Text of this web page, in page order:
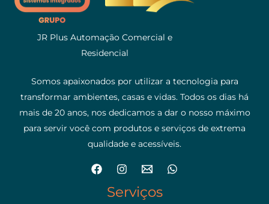
JR Plus Automação Comercial e
Residencial
Somos apaixonados por utilizar a tecnologia para
transformar ambientes, casas e vidas. Todos os dias há
mais de 20 anos, nos dedicamos a dar o nosso máximo
para servir você com produtos e serviços de extrema
qualidade e acessíveis.
Serviços